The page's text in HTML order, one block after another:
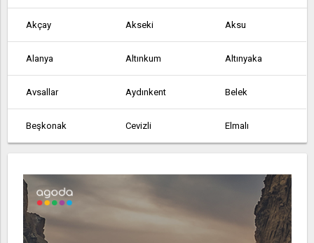
Akçay Akseki Aksu
Alanya Altınkum Altınyaka
Avsallar Aydınkent Belek
Beşkonak Cevizli Elmalı
Göynük Güneycik
İmecik Kaş